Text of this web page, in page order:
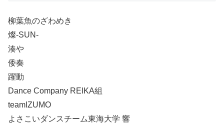
柳葉魚のざわめき
燦-SUN-
湊や
倭奏
躍動
Dance Company REIKA組
teamIZUMO
よさこいダンスチーム東海大学 響